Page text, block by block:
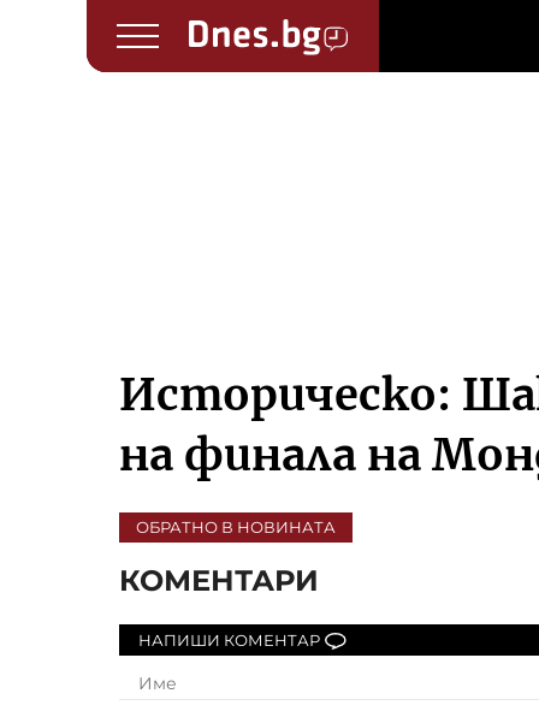
Историческо:
на финала на
ОБРАТНО В НОВИНАТА
КОМЕНТАРИ
НАПИШИ КОМЕНТАР